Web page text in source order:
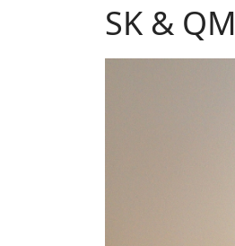
SK & QM